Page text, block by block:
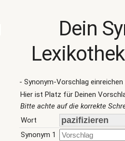
Dein
- Synonym-Vorschlag einreichen
Hier ist Platz für Deinen
Bitte achte auf die korrekte
Wort
Synonym 1